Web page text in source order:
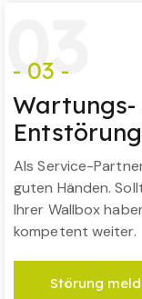
03
- 03 -
Wartungs-
Als Service-
guten Händen.
Ihrer Wallbox
kompetent weiter.
Störung